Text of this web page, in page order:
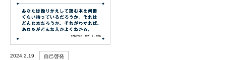
2024.2.19 自己啓発